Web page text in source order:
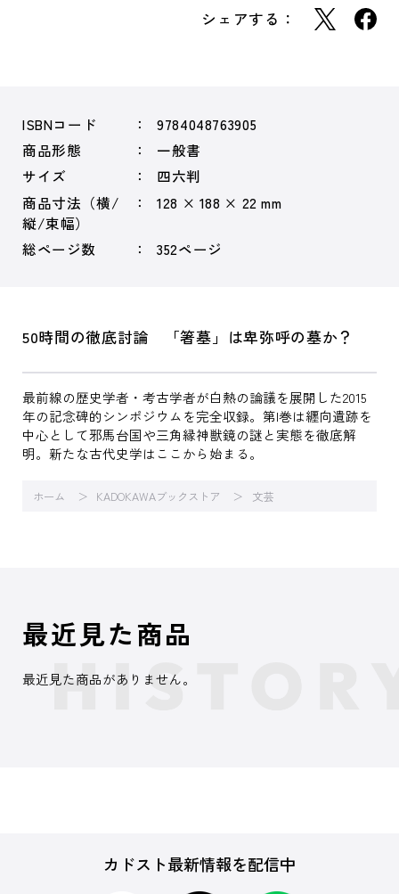
シェアする：
ISBNコード
9784048763905
商品形態
一般書
サイズ
四六判
商品寸法（横/
縦/束幅）
128 × 188 × 22 mm
総ページ数 352ページ
50時間の徹底討論 「箸墓」は卑弥呼の墓か？
最前線の歴史学者・考古学者が白熱の論議を展開した2015
年の記念碑的シンポジウムを完全収録。第I巻は纒向遺跡を
中心として邪馬台国や三角縁神獣鏡の謎と実態を徹底解
明。新たな古代史学はここから始まる。
ホーム KADOKAWAブックストア 文芸
最近見た商品
最近見た商品がありません。
カドスト最新情報を配信中